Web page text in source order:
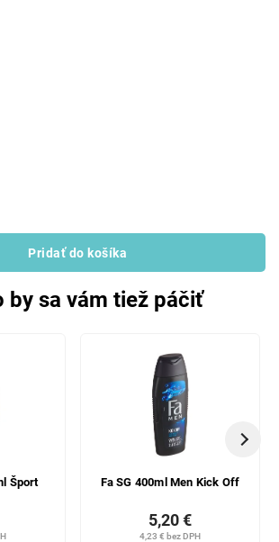
Pridať do košíka
by sa vám tiež páčiť
Šport Fa SG 400ml Men Kick Off
4,23 € bez DPH
5,20 €